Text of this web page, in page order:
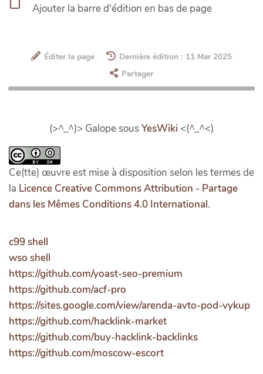
Ajouter la barre d'édition en bas de page
Éditer la page
Dernière édition : 11 Mar 2025
Partager
(>^_^)> Galope sousYesWiki <(^_^<)
Ce(tte) œuvre est mise à disposition selon les termes de
la Licence Creative Commons Attribution - Partage
dans les Mêmes Conditions 4.0 International.
c99 shell
wso shell
https://github.com/yoast-seo-premium
https://github.com/acf-pro
https://sites.google.com/view/arenda-avto-pod-vykup
https://github.com/hacklink-market
https://github.com/buy-hacklink-backlinks
https://github.com/moscow-escort